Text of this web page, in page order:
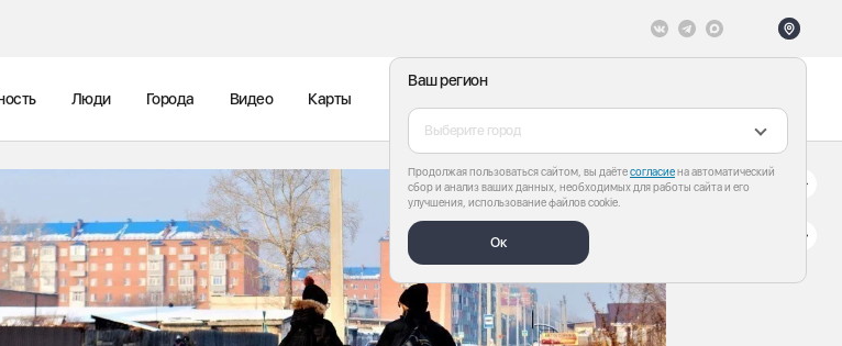
Ваш регион
Выберите город
Продолжая пользоваться сайтом, вы даётесогласиена автоматический
сбор и анализ ваших данных, необходимых для работы сайта и его
улучшения, использование файлов cookie.
Ок
Люди Города Видео Карты